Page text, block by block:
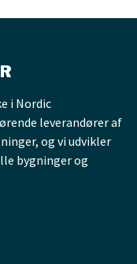
i Nordic
leverandører af
og vi udvikler
bygninger og